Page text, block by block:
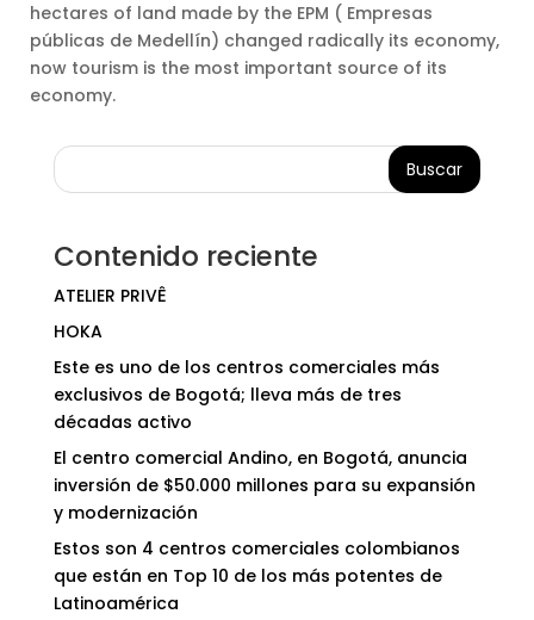
hectares of land made by the EPM ( Empresas
públicas de Medellín) changed radically its economy,
now tourism is the most important source of its
economy.
Buscar
Contenido reciente
ATELIER PRIVÊ
HOKA
Este es uno de los centros comerciales más
exclusivos de Bogotá; lleva más de tres
décadas activo
El centro comercial Andino, en Bogotá, anuncia
inversión de $50.000 millones para su expansión
y modernización
Estos son 4 centros comerciales colombianos
que están en Top 10 de los más potentes de
Latinoamérica